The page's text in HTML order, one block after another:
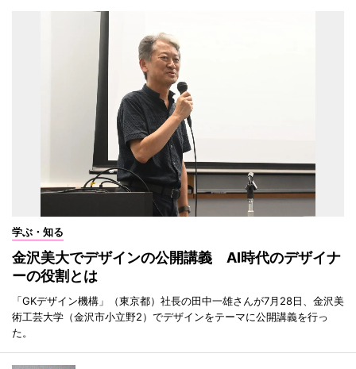
学ぶ・知る
金沢美大でデザインの公開講義 AI時代のデザイナ
ーの役割とは
「GKデザイン機構」（東京都）社長の田中一雄さんが7月28日、金沢美
術工芸大学（金沢市小立野2）でデザインをテーマに公開講義を行っ
た。